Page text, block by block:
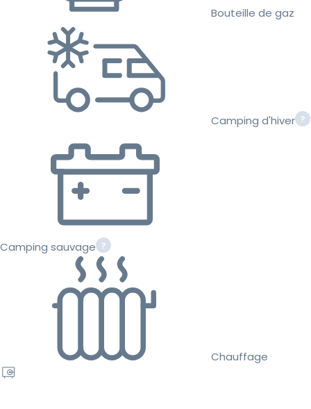
Bouteille de gaz
Camping d'hiver
Camping sauvage
Chauffage